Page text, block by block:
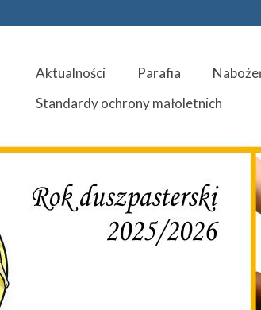
Aktualności Parafia
Standardy ochrony małoletnich